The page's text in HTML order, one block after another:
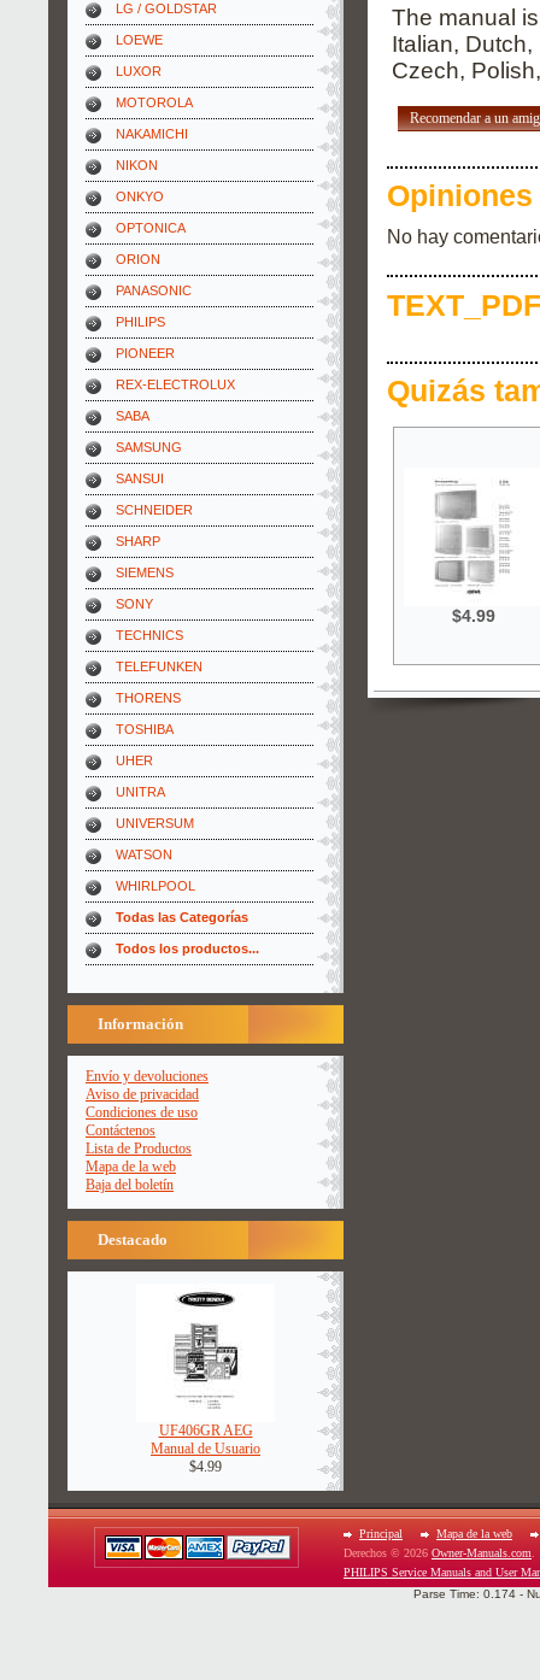
LG / GOLDSTAR
LOEWE
LUXOR
MOTOROLA
NAKAMICHI
NIKON
ONKYO
OPTONICA
ORION
PANASONIC
PHILIPS
PIONEER
REX-ELECTROLUX
SABA
SAMSUNG
SANSUI
SCHNEIDER
SHARP
SIEMENS
SONY
TECHNICS
TELEFUNKEN
THORENS
TOSHIBA
UHER
UNITRA
UNIVERSUM
WATSON
WHIRLPOOL
Todas las Categorías
Todos los productos...
Información
Envío y devoluciones
Aviso de privacidad
Condiciones de uso
Contáctenos
Lista de Productos
Mapa de la web
Baja del boletín
Destacado
UF406GR AEG
Manual de Usuario
$4.99
The manual
Italian,
Czech,
Recomendar a un
No hay
Quizás
$4.99
Principal
Mapa de la web
Derechos © 2026 Owner-Manuals.com
PHILIPS Service Manuals and User
Parse Time: 0.174 -